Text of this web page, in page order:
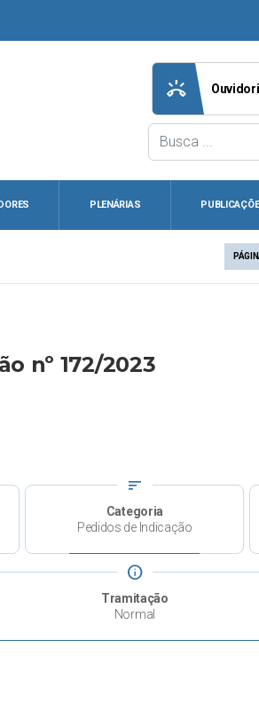
ring_volume
PLENÁRIAS
nº 172/2023
sort
Categoria
Pedidos de Indicação
info
Tramitação
Normal